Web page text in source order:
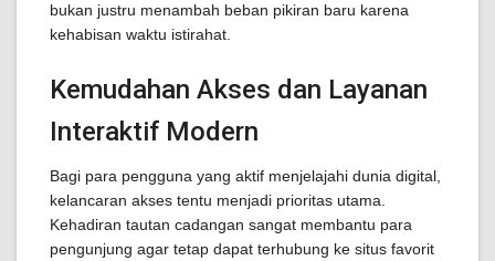
bukan justru menambah beban pikiran baru karena
kehabisan waktu istirahat.
Kemudahan Akses dan Layanan
Interaktif Modern
Bagi para pengguna yang aktif menjelajahi dunia digital,
kelancaran akses tentu menjadi prioritas utama.
Kehadiran tautan cadangan sangat membantu para
pengunjung agar tetap dapat terhubung ke situs favorit